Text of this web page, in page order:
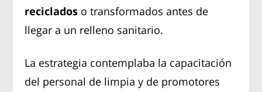
reciclados o transformados antes de
llegar a un relleno sanitario.
La estrategia contemplaba la capacitación
del personal de limpia y de promotores